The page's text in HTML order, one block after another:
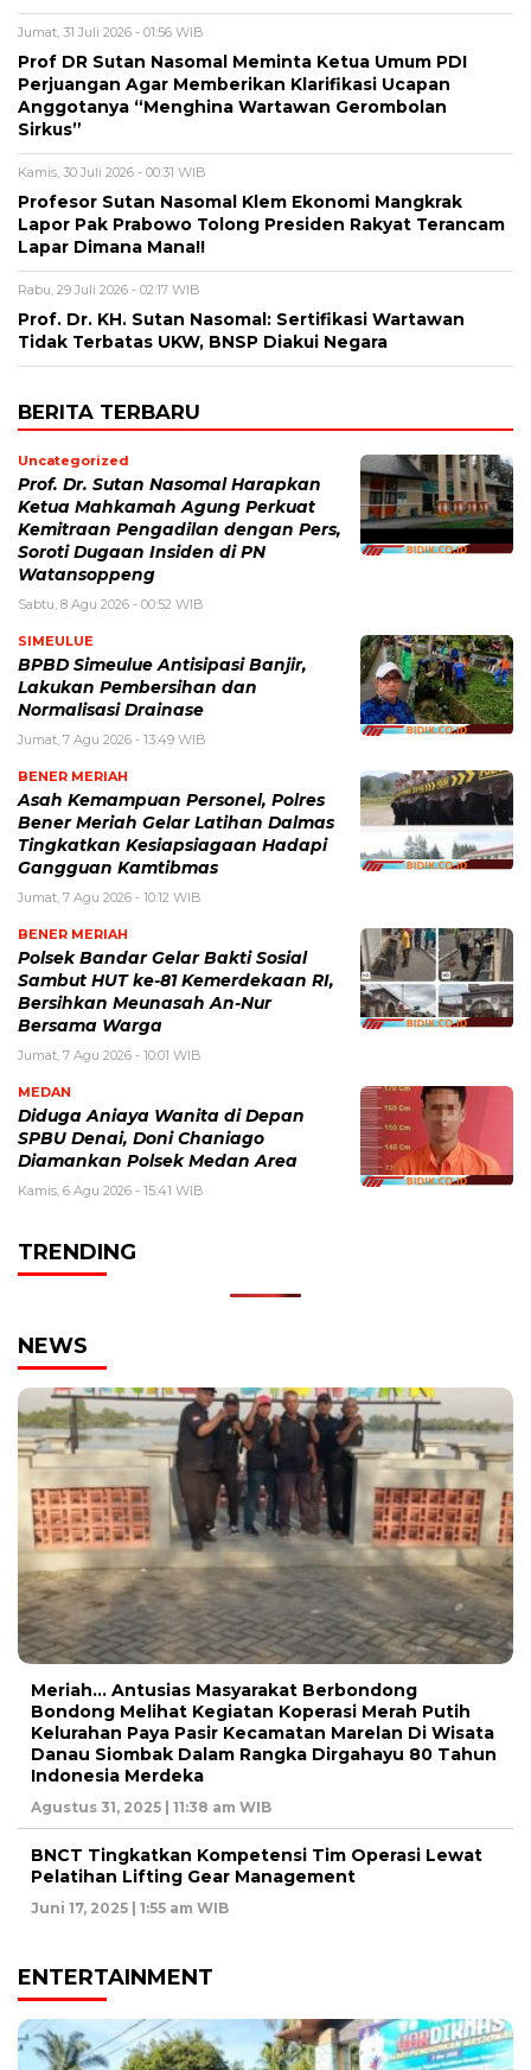
Jumat, 31 Juli 2026 - 01:56 WIB
Prof DR Sutan Nasomal Meminta Ketua Umum PDI
Perjuangan Agar Memberikan Klarifikasi Ucapan
Anggotanya “Menghina Wartawan Gerombolan
Sirkus”
Kamis, 30 Juli 2026 - 00:31 WIB
Profesor Sutan Nasomal Klem Ekonomi Mangkrak
Lapor Pak Prabowo Tolong Presiden Rakyat Terancam
Lapar Dimana Mana!!
Rabu, 29 Juli 2026 - 02:17 WIB
Prof. Dr. KH. Sutan Nasomal: Sertifikasi Wartawan
Tidak Terbatas UKW, BNSP Diakui Negara
BERITA TERBARU
Uncategorized
Prof. Dr. Sutan Nasomal Harapkan
Ketua Mahkamah Agung Perkuat
Kemitraan Pengadilan dengan Pers,
Soroti Dugaan Insiden di PN
Watansoppeng
Sabtu, 8 Agu 2026 - 00:52 WIB
SIMEULUE
BPBD Simeulue Antisipasi Banjir,
Lakukan Pembersihan dan
Normalisasi Drainase
Jumat, 7 Agu 2026 - 13:49 WIB
BENER MERIAH
Asah Kemampuan Personel, Polres
Bener Meriah Gelar Latihan Dalmas
Tingkatkan Kesiapsiagaan Hadapi
Gangguan Kamtibmas
Jumat, 7 Agu 2026 - 10:12 WIB
BENER MERIAH
Polsek Bandar Gelar Bakti Sosial
Sambut HUT ke-81 Kemerdekaan RI,
Bersihkan Meunasah An-Nur
Bersama Warga
Jumat, 7 Agu 2026 - 10:01 WIB
MEDAN
Diduga Aniaya Wanita di Depan
SPBU Denai, Doni Chaniago
Diamankan Polsek Medan Area
Kamis, 6 Agu 2026 - 15:41 WIB
TRENDING
NEWS
Meriah… Antusias Masyarakat Berbondong
Bondong Melihat Kegiatan Koperasi Merah Putih
Kelurahan Paya Pasir Kecamatan Marelan Di Wisata
Danau Siombak Dalam Rangka Dirgahayu 80 Tahun
Indonesia Merdeka
Agustus 31, 2025 | 11:38 am WIB
BNCT Tingkatkan Kompetensi Tim Operasi Lewat
Pelatihan Lifting Gear Management
Juni 17, 2025 | 1:55 am WIB
ENTERTAINMENT